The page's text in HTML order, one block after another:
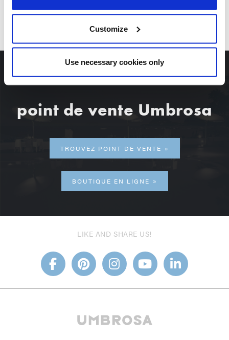
Customize
Use necessary cookies only
TÉLÉCHARGEZ TOUTES LES IMAGES
point de vente Umbrosa
TROUVEZ POINT DE VENTE
BOUTIQUE EN LIGNE
LIKE AND SHARE US!